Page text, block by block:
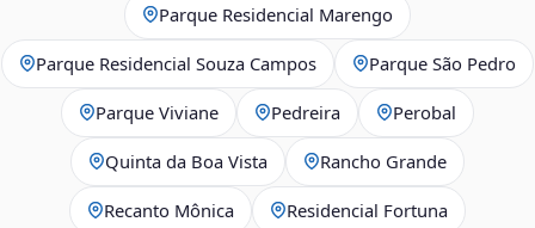
Parque Residencial Marengo
Parque Residencial Souza Campos Parque São Pedro
Parque Viviane Pedreira Perobal
Quinta da Boa Vista Rancho Grande
Recanto Mônica Residencial Fortuna